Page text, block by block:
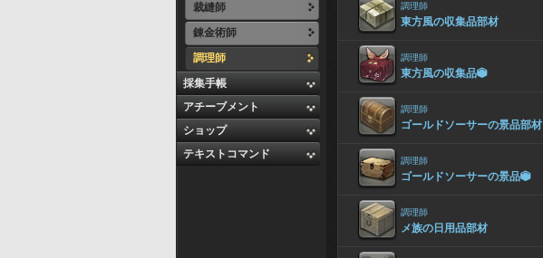
裁縫師
錬金術師
調理師
採集手帳
アチーブメント
ショップ
テキストコマンド
調理師
東方風の収集品部材
調理師
東方風の収集品
調理師
ゴールドソーサーの景品部材
調理師
ゴールドソーサーの景品
調理師
メ族の日用品部材